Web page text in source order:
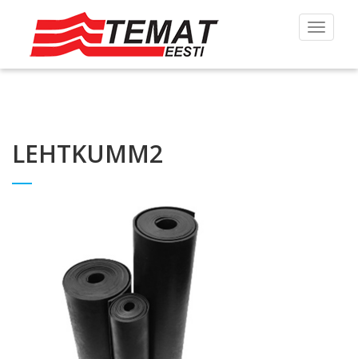
Toggle
LEHTKUMM2